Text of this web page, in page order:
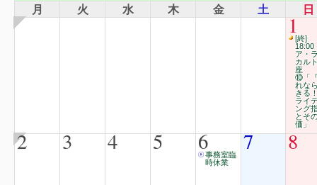
月 火 水 木 金 土 日
1[終]
18:00
ア・
カル
座
⑩「
れな
きる
ライ
ング
とそ
価」
2 3 4 5 6事務室臨
時休業
7 8